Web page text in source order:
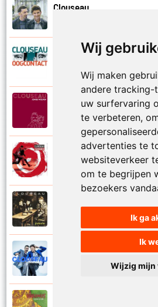
Wij
Wij maken
andere tracking-
uw surfervaring
te verbeteren,
advertenties te
websiteverkeer
om te begrijpen
bezoekers
Ik ga
Ik
Wijzig mijn
Clouseau
Clouseau
Clouseau
Over morgen
Clouseau
Clouseau